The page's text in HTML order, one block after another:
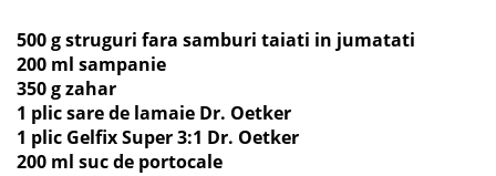
500 g struguri fara samburi taiati in jumatati
200 ml sampanie
350 g zahar
1 plic sare de lamaie Dr. Oetker
1 plic Gelfix Super 3:1 Dr. Oetker
200 ml suc de portocale